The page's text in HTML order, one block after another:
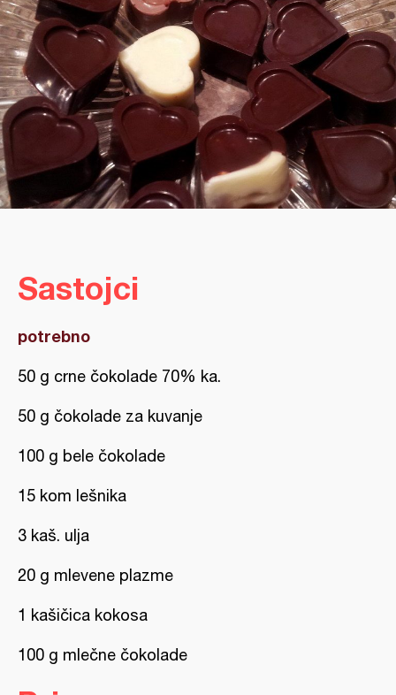
Sastojci
potrebno
50 g crne čokolade 70% ka.
50 g čokolade za kuvanje
100 g bele čokolade
15 kom lešnika
3 kaš. ulja
20 g mlevene plazme
1 kašičica kokosa
100 g mlečne čokolade